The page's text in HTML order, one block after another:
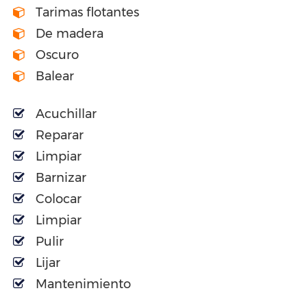
Tarimas flotantes
De madera
Oscuro
Balear
Acuchillar
Reparar
Limpiar
Barnizar
Colocar
Limpiar
Pulir
Lijar
Mantenimiento